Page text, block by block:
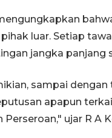
luar. Setiap
jangka panjang
sampai
apapun
Perseroan," ujar R A